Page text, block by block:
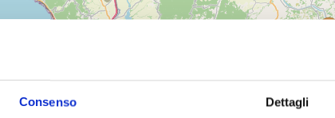
Consenso Dettagli